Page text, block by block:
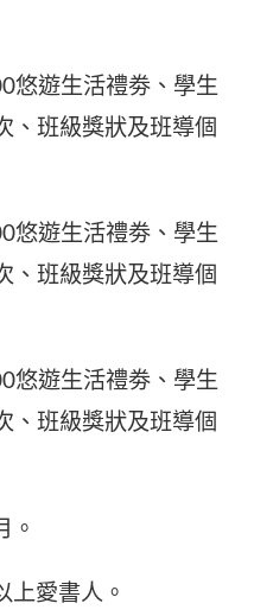
活禮劵、學生
、班級獎狀及班導個
活禮劵、學生
、班級獎狀及班導個
活禮劵、學生
、班級獎狀及班導個
上愛書人。